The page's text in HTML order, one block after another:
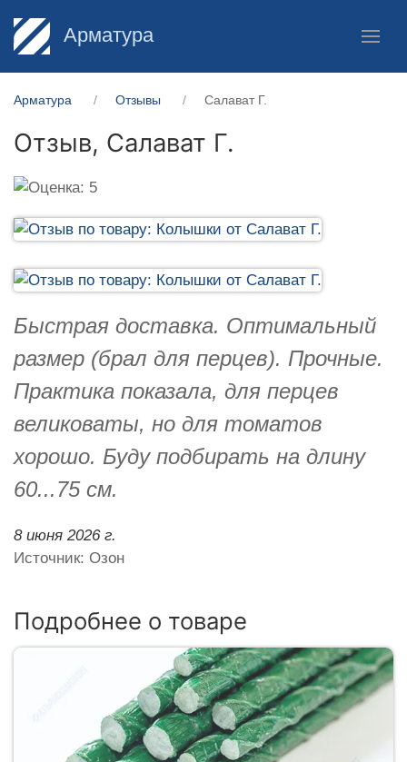
Арматура
Арматура Отзывы Салават Г.
Отзыв, Салават Г.
Быстрая доставка. Оптимальный
размер (брал для перцев). Прочные.
Практика показала, для перцев
великоваты, но для томатов
хорошо. Буду подбирать на длину
60...75 см.
8 июня 2026 г.
Источник: Озон
Подробнее о товаре